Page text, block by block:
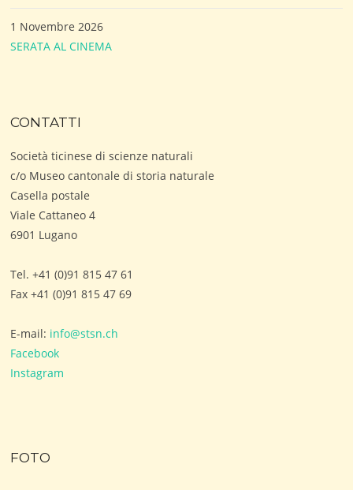
1 Novembre 2026
SERATA AL CINEMA
CONTATTI
Società ticinese di scienze naturali
c/o Museo cantonale di storia naturale
Casella postale
Viale Cattaneo 4
6901 Lugano
Tel. +41 (0)91 815 47 61
Fax +41 (0)91 815 47 69
E-mail: info@stsn.ch
Facebook
Instagram
FOTO